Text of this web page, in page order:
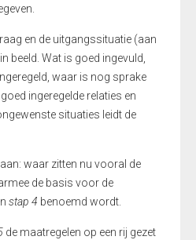
en de uitgangssituatie (aan
beeld. Wat is goed ingevuld,
waar is nog sprake
ingeregelde relaties en
situaties leidt de
waar zitten nu vooral de
de basis voor de
stap 4 benoemd wordt.
de maatregelen op een rij gezet